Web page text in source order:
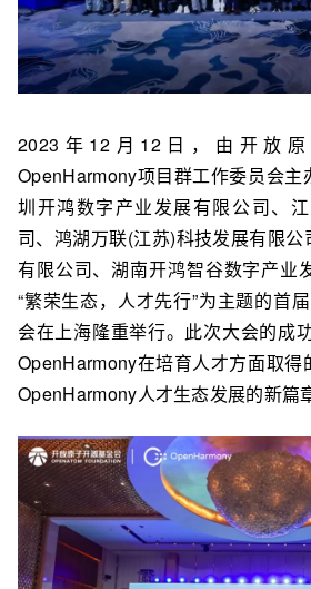
2023年12月12日，由开放
OpenHarmony项目群工作委员会
圳开鸿数字产业发展有限公司、
司、鸿湖万联(江苏)科技发展有限
有限公司、湖南开鸿智谷数字产业
“繁荣生态，人才先行”为主题的首
会在上海隆重举行。此次大会的成
OpenHarmony在培育人才方面取
OpenHarmony人才生态发展的新篇